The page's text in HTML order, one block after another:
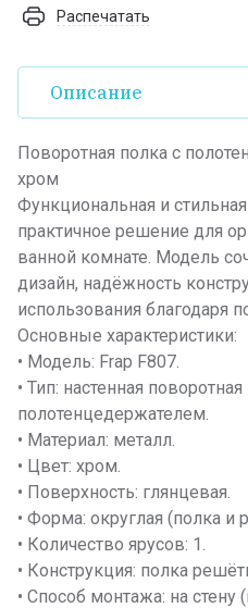
Распечатать
Описание
Поворотная полка с
хром
Функциональная и
практичное решение для
ванной комнате. Модель
дизайн, надёжность
использования благодаря
Основные характеристики:
• Модель: Frap F807.
• Тип: настенная
полотенцедержателем.
• Материал: металл.
• Цвет: хром.
• Поверхность: глянцевая.
• Форма: округлая (полка и
• Количество ярусов: 1.
• Конструкция: полка
• Способ монтажа: на